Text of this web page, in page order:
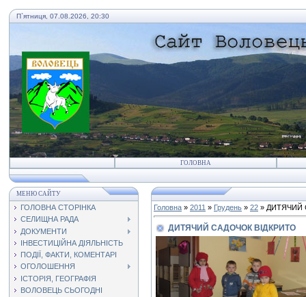
П`ятниця, 07.08.2026, 20:30
ГОЛОВНА
МЕНЮ САЙТУ
ГОЛОВНА СТОРІНКА
СЕЛИЩНА РАДА
ДОКУМЕНТИ
ІНВЕСТИЦІЙНА ДІЯЛЬНІСТЬ
ПОДІЇ, ФАКТИ, КОМЕНТАРІ
ОГОЛОШЕННЯ
ІСТОРІЯ, ГЕОГРАФІЯ
ВОЛОВЕЦЬ СЬОГОДНІ
Головна » 2011 » Грудень » 22 » ДИТЯЧИЙ
ДИТЯЧИЙ САДОЧОК ВІДКРИТО